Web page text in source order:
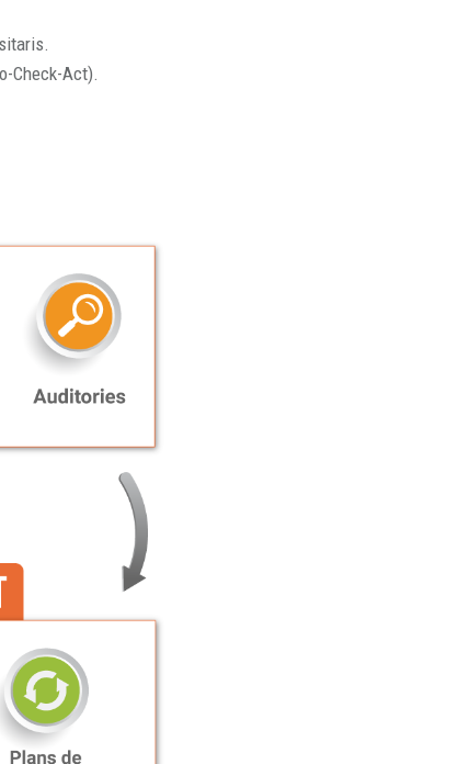
Check-Act).